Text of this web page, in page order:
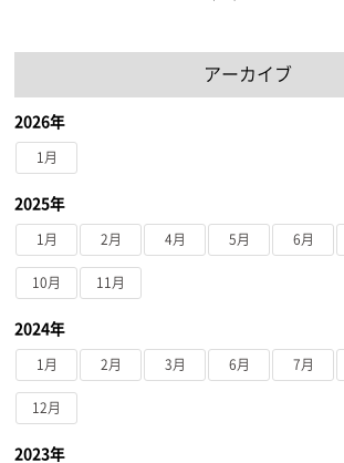
アーカイブ
2026年
1月
2025年
1月 2月 4月 5月 6月
10月 11月
2024年
1月 2月 3月 6月 7月
12月
2023年